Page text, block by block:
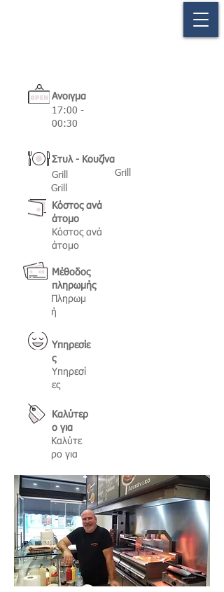
Ανοιγμα
17:00 -
00:30
Στυλ - Κουζίνα
Grill
Grill
Grill
Κόστος ανά
άτομο
Κόστος ανά
άτομο
Μέθοδος
πληρωμής
Πληρωμ
ή
Υπηρεσίε
ς
Υπηρεσί
ες
Καλύτερ
ο για
Καλύτε
ρο για